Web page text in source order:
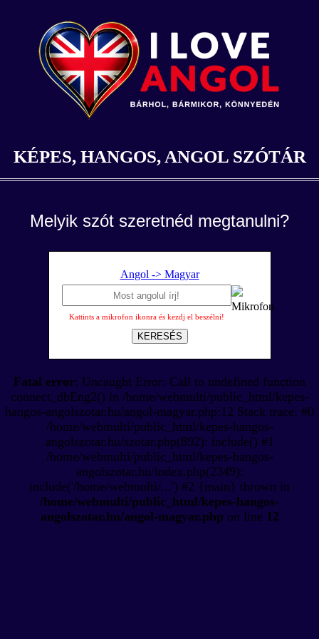
KÉPES, HANGOS, ANGOL SZÓTÁR
Melyik szót szeretnéd megtanulni?
Angol -> Magyar
Kattints a mikrofon ikonra és kezdj el beszélni!
KERESÉS
Fatal error: Uncaught Error: Call to undefined function
connect_dbEng2() in /home/webmulti/public_html/kepes-
hangos-angolszotar.hu/angol-magyar.php:12 Stack trace: #0
/home/webmulti/public_html/kepes-hangos-
angolszotar.hu/szotar.php(892): include() #1
/home/webmulti/public_html/kepes-hangos-
angolszotar.hu/index.php(2349):
include('/home/webmulti/...') #2 {main} thrown in
/home/webmulti/public_html/kepes-hangos-
angolszotar.hu/angol-magyar.php on line 12